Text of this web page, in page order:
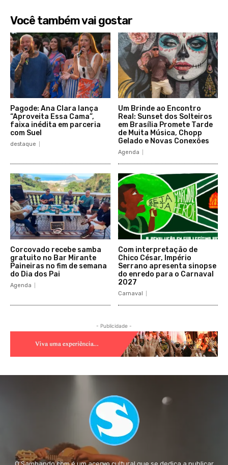
Você também vai gostar
Pagode: Ana Clara lança
“Aproveita Essa Cama”,
faixa inédita em parceria
com Suel
destaque
Um Brinde ao Encontro
Real: Sunset dos Solteiros
em Brasília Promete Tarde
de Muita Música, Chopp
Gelado e Novas Conexões
Agenda
Corcovado recebe samba
gratuito no Bar Mirante
Paineiras no fim de semana
do Dia dos Pai
Agenda
Com interpretação de
Chico César, Império
Serrano apresenta sinopse
do enredo para o Carnaval
2027
Carnaval
- Publicidade -